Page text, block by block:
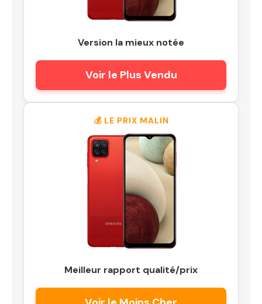
Version la mieux notée
Voir le Plus Vendu
💰 LE PRIX MALIN
Meilleur rapport qualité/prix